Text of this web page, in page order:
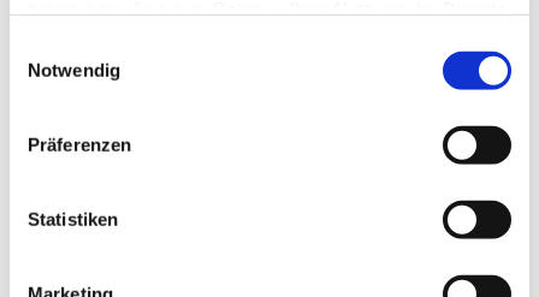
Notwendig
Präferenzen
Statistiken